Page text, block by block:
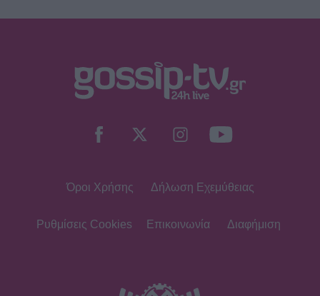
Όροι Χρήσης Δήλωση Εχεμύθειας
Ρυθμίσεις Cookies Επικοινωνία Διαφήμιση